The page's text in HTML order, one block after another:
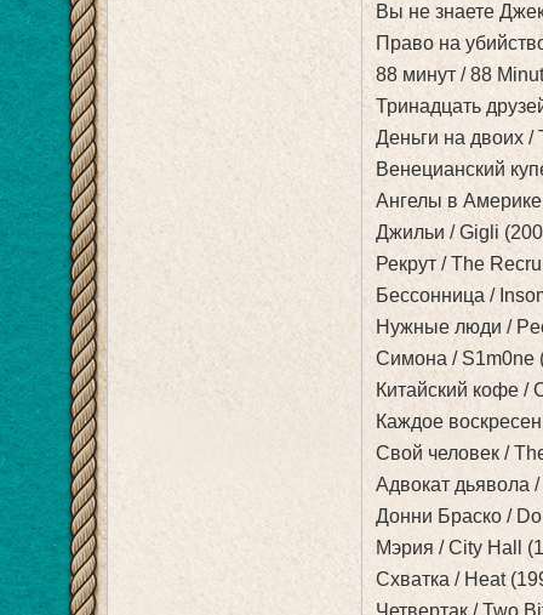
Вы не знаете
Право на
88 минут / 88
Тринадцать
Деньги на двоих /
Венецианский
Ангелы в
Джильи / Gigli
Рекрут / The
Бессонница /
Нужные люди /
Симона / S1m0ne
Китайский кофе /
Каждое
Свой человек /
Адвокат дьявола
Донни Браско /
Мэрия / City Hall
Схватка / Heat